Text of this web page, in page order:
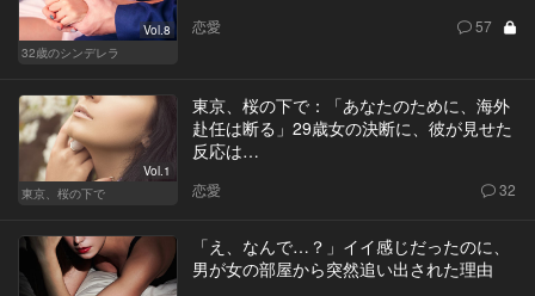
Vol.8
32歳のシンデレラ
恋愛 57
Vol.1
東京、桜の下で
東京、桜の下で：「あなたのために、海外
赴任は断る」29歳女の決断に、彼が見せた
反応は…
恋愛 32
「え、なんで…？」イイ感じだったのに、
男が女の部屋から突然追い出された理由